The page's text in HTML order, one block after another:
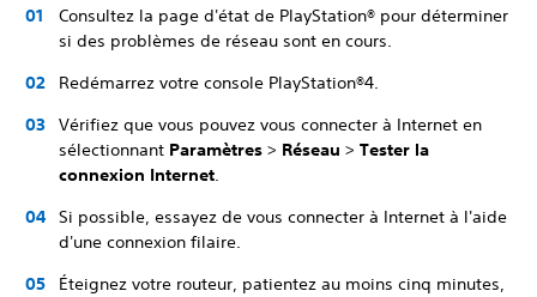
Consultez la page d'état de PlayStation® pour déterminer
si des problèmes de réseau sont en cours.
Redémarrez votre console PlayStation®4.
Vérifiez que vous pouvez vous connecter à Internet en
sélectionnant Paramètres > Réseau > Tester la
connexion Internet.
Si possible, essayez de vous connecter à Internet à l'aide
d'une connexion filaire.
Éteignez votre routeur, patientez au moins cinq minutes,